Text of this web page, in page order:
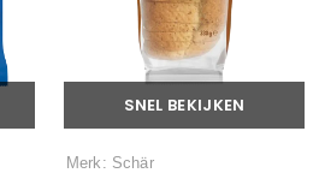
SNEL BEKIJKEN
Merk: Schär